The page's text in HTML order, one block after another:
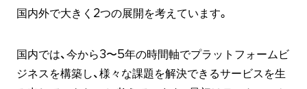
国内外で大きく2つの展開を考えています。
国内では、今から3〜5年の時間軸でプラットフォームビ
ジネスを構築し、様々な課題を解決できるサービスを生